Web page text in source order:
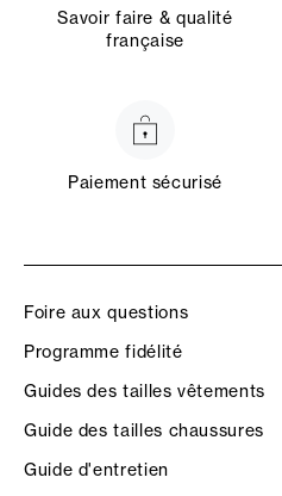
Savoir faire & qualité
française
Paiement sécurisé
Foire aux questions
Programme fidélité
Guides des tailles vêtements
Guide des tailles chaussures
Guide d'entretien